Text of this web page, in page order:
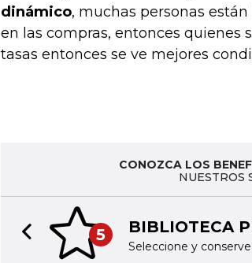
dinámico, muchas personas
en las compras, entonces quienes
tasas entonces se ve mejores
CONOZCA LOS
NUESTROS
5 BIBLIOTECA
Seleccione y
Previous slide